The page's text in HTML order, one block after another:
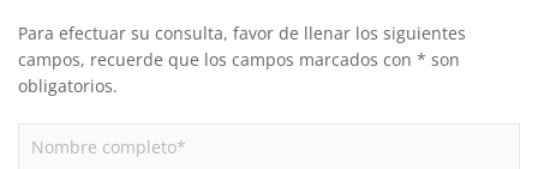
Para efectuar su consulta, favor de llenar los siguientes
campos, recuerde que los campos marcados con * son
obligatorios.